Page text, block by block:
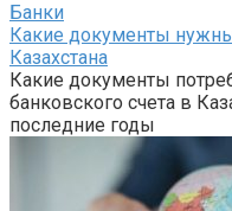
Банки
Какие документы
Казахстана
Какие документы
банковского счета в
последние годы